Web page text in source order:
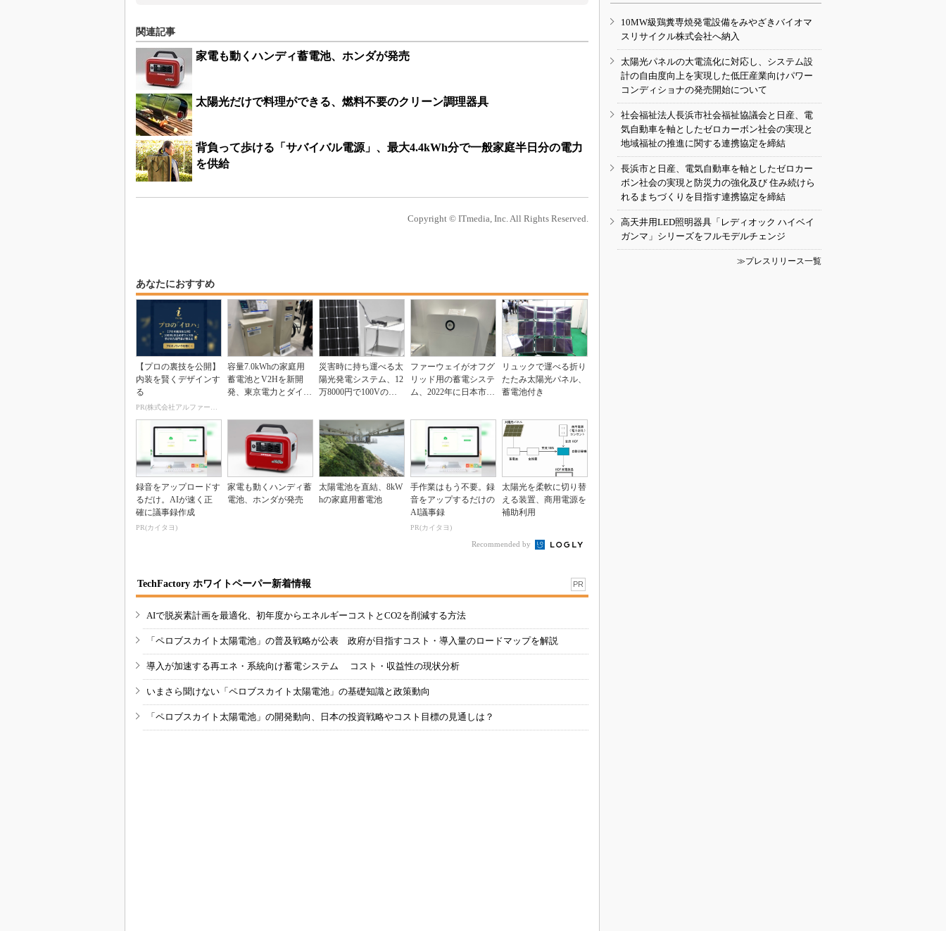
関連記事
家電も動くハンディ蓄電池、ホンダが発売
太陽光だけで料理ができる、燃料不要のクリーン調理器具
背負って歩ける「サバイバル電源」、最大4.4kWh分で一般家庭半日分の電力
を供給
Copyright © ITmedia, Inc. All Rights Reserved.
あなたにおすすめ
【プロの裏技を公開】
内装を賢くデザインす
る
PR(株式会社アルファーテクノ)
容量7.0kWhの家庭用
蓄電池とV2Hを新開
発、東京電力とダイヤ
災害時に持ち運べる太
陽光発電システム、12
万8000円で100Vの電
ファーウェイがオフグ
リッド用の蓄電システ
ム、2022年に日本市場
リュックで運べる折り
たたみ太陽光パネル、
蓄電池付き
録音をアップロードす
るだけ。AIが速く正
確に議事録作成
PR(カイタヨ)
家電も動くハンディ蓄
電池、ホンダが発売
太陽電池を直結、8kW
hの家庭用蓄電池
手作業はもう不要。録
音をアップするだけの
AI議事録
PR(カイタヨ)
太陽光を柔軟に切り替
える装置、商用電源を
補助利用
Recommended by
TechFactory ホワイトペーパー新着情報 PR
AIで脱炭素計画を最適化、初年度からエネルギーコストとCO2を削減する方法
「ペロブスカイト太陽電池」の普及戦略が公表 政府が目指すコスト・導入量のロードマップを解説
導入が加速する再エネ・系統向け蓄電システム コスト・収益性の現状分析
いまさら聞けない「ペロブスカイト太陽電池」の基礎知識と政策動向
「ペロブスカイト太陽電池」の開発動向、日本の投資戦略やコスト目標の見通しは？
10MW級鶏糞専焼発電設備をみやざきバイオマ
スリサイクル株式会社へ納入
太陽光パネルの大電流化に対応し、システム設
計の自由度向上を実現した低圧産業向けパワー
コンディショナの発売開始について
社会福祉法人長浜市社会福祉協議会と日産、電
気自動車を軸としたゼロカーボン社会の実現と
地域福祉の推進に関する連携協定を締結
長浜市と日産、電気自動車を軸としたゼロカー
ボン社会の実現と防災力の強化及び 住み続けら
れるまちづくりを目指す連携協定を締結
高天井用LED照明器具「レディオック ハイベイ
ガンマ」シリーズをフルモデルチェンジ
≫プレスリリース一覧